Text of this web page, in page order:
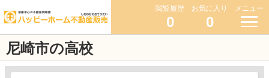
閲覧履歴
0
お気に入り
0
メニュー
尼崎市の高校